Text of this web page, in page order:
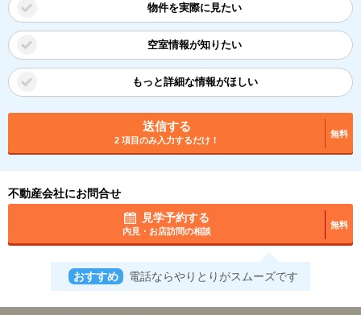
物件を実際に見たい
空室情報が知りたい
もっと詳細な情報がほしい
送信する
2 項目のみ入力するだけ！
無料
不動産会社にお問合せ
見学予約する
内見・お店訪問の相談
無料
おすすめ 電話ならやりとりがスムーズです